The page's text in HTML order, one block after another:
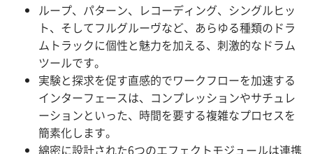
ループ、パターン、レコーディング、シングルヒッ
ト、そしてフルグルーヴなど、あらゆる種類のドラ
ムトラックに個性と魅力を加える、刺激的なドラム
ツールです。
実験と探求を促す直感的でワークフローを加速する
インターフェースは、コンプレッションやサチュレ
ーションといった、時間を要する複雑なプロセスを
簡素化します。
綿密に設計された6つのエフェクトモジュールは連携